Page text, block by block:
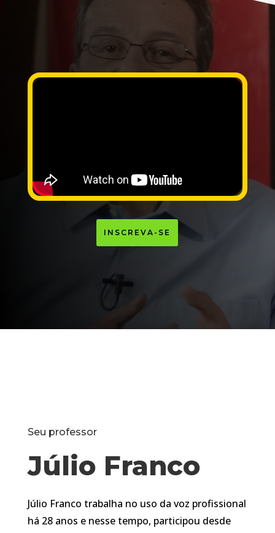
INSCREVA-SE
Seu professor
Júlio Franco
Júlio Franco trabalha no uso da voz profissional
há 28 anos e nesse tempo, participou desde